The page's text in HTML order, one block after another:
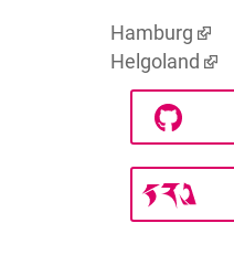
Hamburg
Helgoland